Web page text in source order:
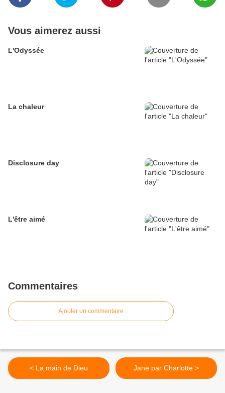
Vous aimerez aussi
L'Odyssée
La chaleur
Disclosure day
L'être aimé
Commentaires
Ajouter un commentaire
< La main de Dieu Jane par Charlotte >